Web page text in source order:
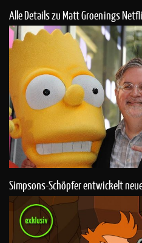
Alle Details zu Matt Groenings
Simpsons-Schöpfer entwickelt